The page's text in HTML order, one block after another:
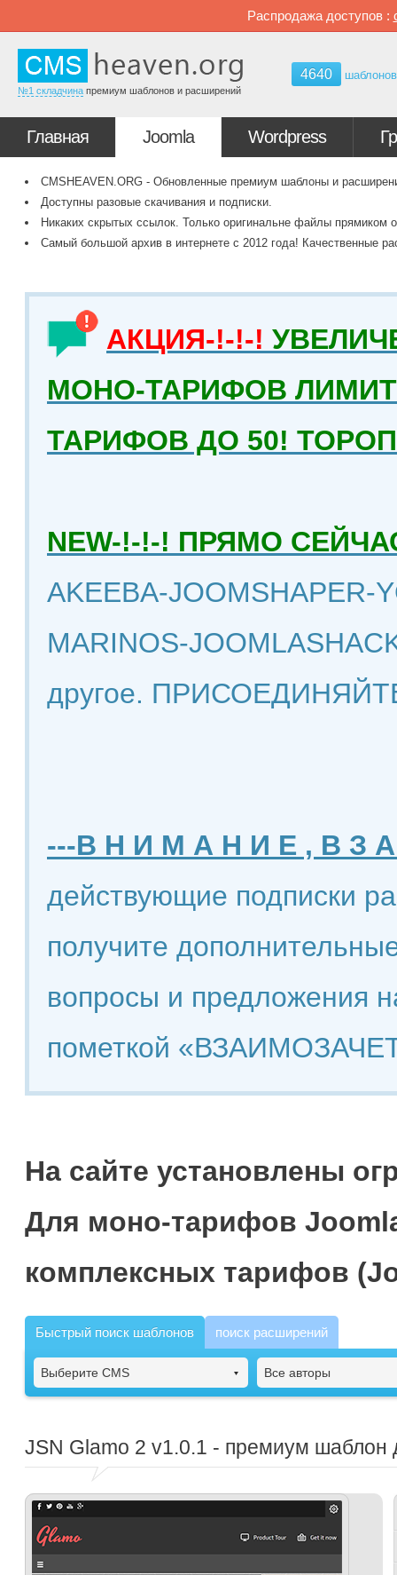
Распродажа доступов :
№1 складчина премиум шаблонов и расширений
4640 шаблонов
Главная Joomla Wordpress
CMSHEAVEN.ORG - Обновленные премиум шаблоны и
Доступны разовые скачивания и подписки.
Никаких скрытых ссылок. Только оригинальне файлы прямиком
Самый большой архив в интернете с 2012 года! Качественные
АКЦИЯ-!-!-!
МОНО-ТАРИФОВ
ТАРИФОВ ДО 50!
NEW-!-!-! ПРЯМО
AKEEBA-JOOMSHAPER-
MARINOS-
другое.
---В Н И М А Н И Е , В З
действующие подписки
получите
вопросы и предложения
пометкой
На сайте установлены
Для моно-тарифов
комплексных тарифов
Быстрый поиск шаблонов поиск расширений
Выберите CMS Все авторы
JSN Glamo 2 v1.0.1 - премиум шаблон